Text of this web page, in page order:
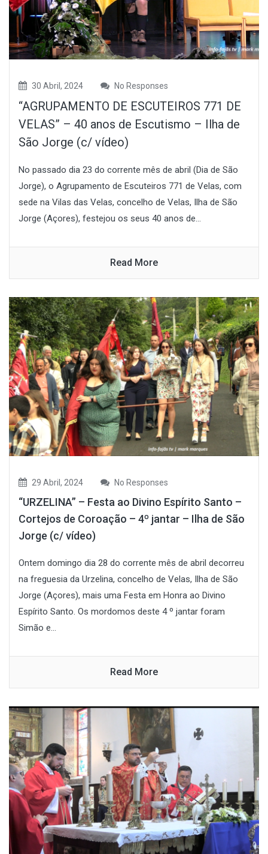
30 Abril, 2024 No Responses
“AGRUPAMENTO DE ESCUTEIROS 771 DE
VELAS” – 40 anos de Escutismo – Ilha de
São Jorge (c/ vídeo)
No passado dia 23 do corrente mês de abril (Dia de São
Jorge), o Agrupamento de Escuteiros 771 de Velas, com
sede na Vilas das Velas, concelho de Velas, Ilha de São
Jorge (Açores), festejou os seus 40 anos de...
Read More
29 Abril, 2024 No Responses
“URZELINA” – Festa ao Divino Espírito Santo –
Cortejos de Coroação – 4º jantar – Ilha de São
Jorge (c/ vídeo)
Ontem domingo dia 28 do corrente mês de abril decorreu
na freguesia da Urzelina, concelho de Velas, Ilha de São
Jorge (Açores), mais uma Festa em Honra ao Divino
Espírito Santo. Os mordomos deste 4 º jantar foram
Simão e...
Read More